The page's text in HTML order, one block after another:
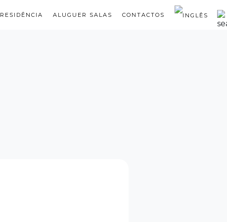
RESIDÊNCIA ALUGUER SALAS CONTACTOS